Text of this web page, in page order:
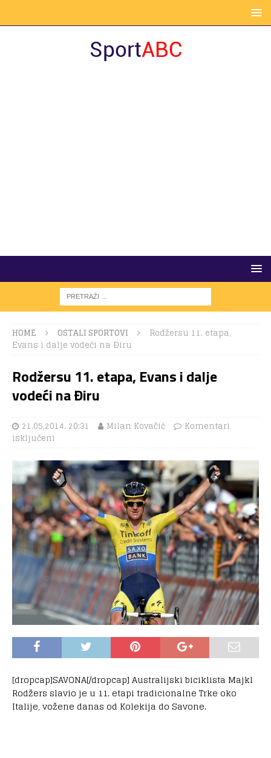
HOME OSTALI SPORTOVI
Rodžersu 11. etapa,
Evans i dalje vodeći na Ðiru
Rodžersu 11. etapa, Evans i dalje
vodeći na Ðiru
21.05.2014. 20:31 Milan Kovačić
Komentari
isključeni
[dropcap]SAVONA[/dropcap] Australijski biciklista Majkl
Rodžers slavio je u 11. etapi tradicionalne Trke oko
Italije, vožene danas od Kolekija do Savone.